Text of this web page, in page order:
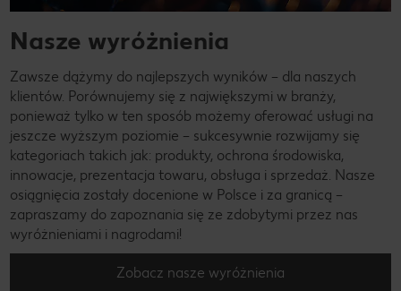
Nasze wyróżnienia
Zawsze dążymy do najlepszych wyników – dla naszych
klientów. Porównujemy się z największymi w branży,
ponieważ tylko w ten sposób możemy oferować usługi na
jeszcze wyższym poziomie – sukcesywnie rozwijamy się
kategoriach takich jak: produkty, ochrona środowiska,
innowacje, prezentacja towaru, obsługa i sprzedaż. Nasze
osiągnięcia zostały docenione w Polsce i za granicą –
zapraszamy do zapoznania się ze zdobytymi przez nas
wyróżnieniami i nagrodami!
Zobacz nasze wyróżnienia